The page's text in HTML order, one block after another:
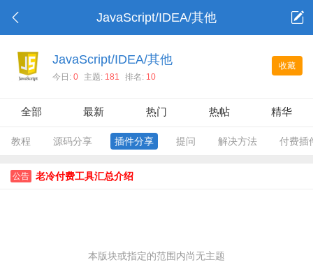
JavaScript/IDEA/其他
收藏
JavaScript/IDEA/其他
今日: 0 主题: 181 排名: 10
全部 最新 热门 热帖 精华
教程 源码分享 插件分享 提问 解决方法 付费插
公告 老冷付费工具汇总介绍
本版块或指定的范围内尚无主题